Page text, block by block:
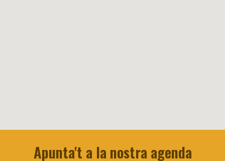
Apunta't a la nostra agenda